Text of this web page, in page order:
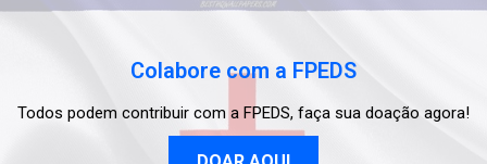
Colabore com a FPEDS
Todos podem contribuir com a FPEDS, faça sua doação agora!